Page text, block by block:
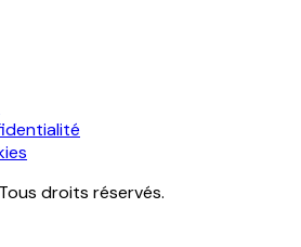
droits réservés.